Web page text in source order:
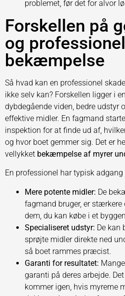
problemet, før det for alvor
Forskellen på
og professionel
bekæmpelse
Så hvad kan en professionel
ikke selv kan? Forskellen ligger i
dybdegående viden, bedre udstyr
effektive midler. En fagmand
inspektion for at finde ud af,
og hvor boet gemmer sig. Det er
vellykket bekæmpelse af myrer
En professionel har typisk adgang
Mere potente midler: De
fagmand bruger, er
dem, du kan købe i et
Specialiseret udstyr: De kan
sprøjte midler direkte ned
så boet rammes præcist.
Garanti for resultatet:
garanti på deres arbejde.
kommer igen, hvis myrerne